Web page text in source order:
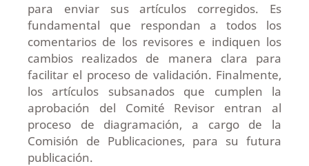
para enviar sus artículos corregidos. Es
fundamental que respondan a todos los
comentarios de los revisores e indiquen los
cambios realizados de manera clara para
facilitar el proceso de validación. Finalmente,
los artículos subsanados que cumplen la
aprobación del Comité Revisor entran al
proceso de diagramación, a cargo de la
Comisión de Publicaciones, para su futura
publicación.